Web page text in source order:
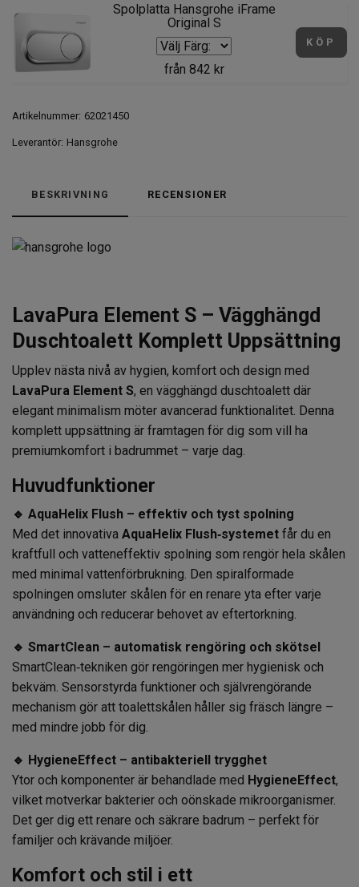
Spolplatta Hansgrohe iFrame
Original S
från 842 kr
KÖP
Artikelnummer: 62021450
Leverantör: Hansgrohe
BESKRIVNING RECENSIONER
LavaPura Element S – Vägghängd
Duschtoalett Komplett Uppsättning
Upplev nästa nivå av hygien, komfort och design med
LavaPura Element S, en vägghängd duschtoalett där
elegant minimalism möter avancerad funktionalitet. Denna
komplett uppsättning är framtagen för dig som vill ha
premiumkomfort i badrummet – varje dag.
Huvudfunktioner
🔹 AquaHelix Flush – effektiv och tyst spolning
Med det innovativa AquaHelix Flush‑systemet får du en
kraftfull och vatteneffektiv spolning som rengör hela skålen
med minimal vattenförbrukning. Den spiralformade
spolningen omsluter skålen för en renare yta efter varje
användning och reducerar behovet av eftertorkning.
🔹 SmartClean – automatisk rengöring och skötsel
SmartClean‑tekniken gör rengöringen mer hygienisk och
bekväm. Sensorstyrda funktioner och självrengörande
mechanism gör att toalettskålen håller sig fräsch längre –
med mindre jobb för dig.
🔹 HygieneEffect – antibakteriell trygghet
Ytor och komponenter är behandlade med HygieneEffect,
vilket motverkar bakterier och oönskade mikroorganismer.
Det ger dig ett renare och säkrare badrum – perfekt för
familjer och krävande miljöer.
Komfort och stil i ett